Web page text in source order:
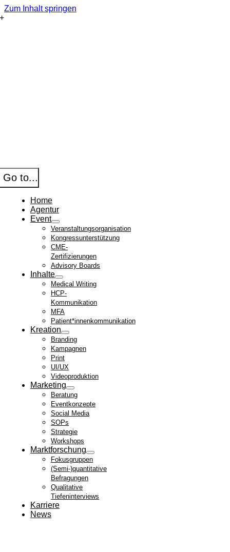
Zum Inhalt springen
Go to...
Home
Agentur
Event
Veranstaltungsorganisation
Kongressunterstützung
CME-
Zertifizierungen
Advisory Boards
Inhalte
Medical Writing
HCP-
Kommunikation
MFA
Patient*innenkommunikation
Kreation
Branding
Kampagnen
Print
UI/UX
Videoproduktion
Marketing
Beratung
Eventkonzepte
Social Media
SOPs
Strategie
Workshops
Marktforschung
Fokusgruppen
(Semi-)quantitative
Befragungen
Qualitative
Tiefeninterviews
Karriere
News